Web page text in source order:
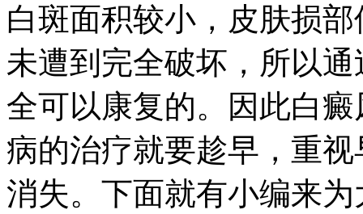
白斑面积较小，皮肤损
未遭到完全破坏，所以
全可以康复的。因此白
病的治疗就要趁早，重
消失。下面就有小编来